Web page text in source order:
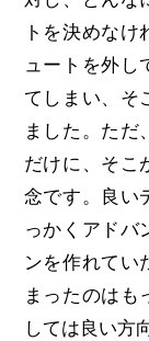
トを決めな
ュートを外
てしまい、そ
ました。ただ
だけに、そこ
念です。良い
っかくアドバ
ンを作れてい
まったのはも
しては良い方